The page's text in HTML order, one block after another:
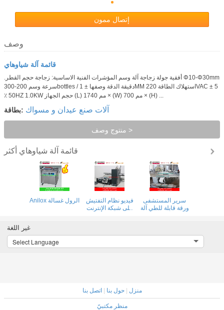
إتصال ممون
وصف
قائمة آلة شياوهاي
.أفقية جولة زجاجة آلة وسم المؤشرات الفنية الاساسية: زجاجة حجم القطر Φ10-Φ30mm
سرعة وسم 200-300bottles / دقيقة الدقة وصفها ± 1MM استهلاك الطاقة 220VAC ± 5
٪ 50HZ 1.0KW حجم الجهاز (L) 1740 مم × (W) 700 مم × (H) ...
بطاقة: آلات صنع عيدان و مسواك
منتوج وصف >
قائمة آلة شياوهاي
فيديو نظام
سرير المستشفى
ورقة قابلة للطي آلة
آلة ورقة السرير
الطبي
غير اللغة
Select Language
منزل |حول بنا |اتصل بنا
منظر مكتبيّ